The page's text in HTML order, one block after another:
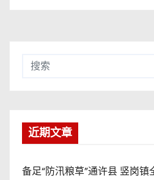
近期文章
备足“防汛粮草”通许县 竖岗